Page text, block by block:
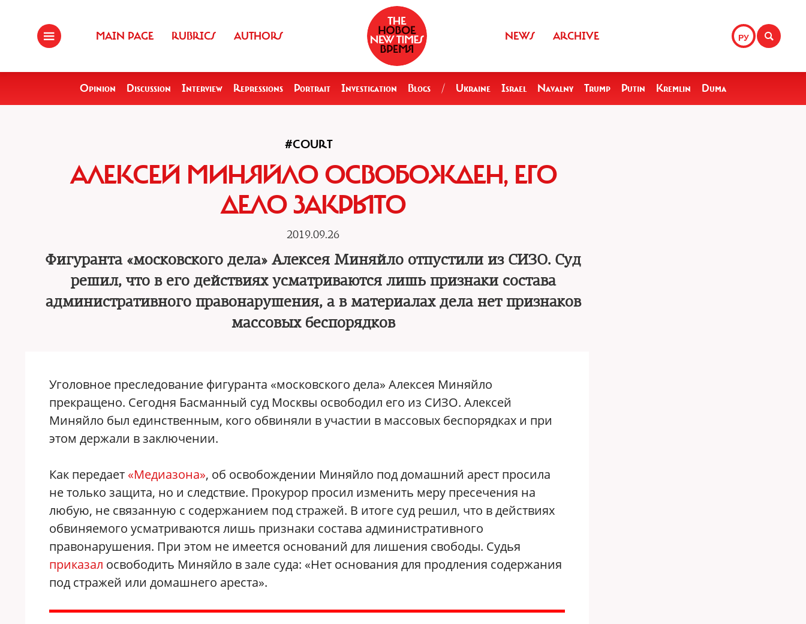
MAIN PAGE RUBRICS AUTHORS РУ
NEWS ARCHIVE
Opinion Discussion Interview Repressions Portrait Investigation Blogs / Ukraine Israel Navalny Trump Putin Kremlin Duma
#COURT
АЛЕКСЕЙ МИНЯЙЛО ОСВОБОЖДЕН, ЕГО
ДЕЛО ЗАКРЫТО
2019.09.26
Фигуранта «московского дела» Алексея Миняйло отпустили из СИЗО. Суд
решил, что в его действиях усматриваются лишь признаки состава
административного правонарушения, а в материалах дела нет признаков
массовых беспорядков
Уголовное преследование фигуранта «московского дела» Алексея Миняйло
прекращено. Сегодня Басманный суд Москвы освободил его из СИЗО. Алексей
Миняйло был единственным, кого обвиняли в участии в массовых беспорядках и при
этом держали в заключении.
Как передает «Медиазона», об освобождении Миняйло под домашний арест просила
не только защита, но и следствие. Прокурор просил изменить меру пресечения на
любую, не связанную с содержанием под стражей. В итоге суд решил, что в действиях
обвиняемого усматриваются лишь признаки состава административного
правонарушения. При этом не имеется оснований для лишения свободы. Судья
приказал освободить Миняйло в зале суда: «Нет основания для продления содержания
под стражей или домашнего ареста».